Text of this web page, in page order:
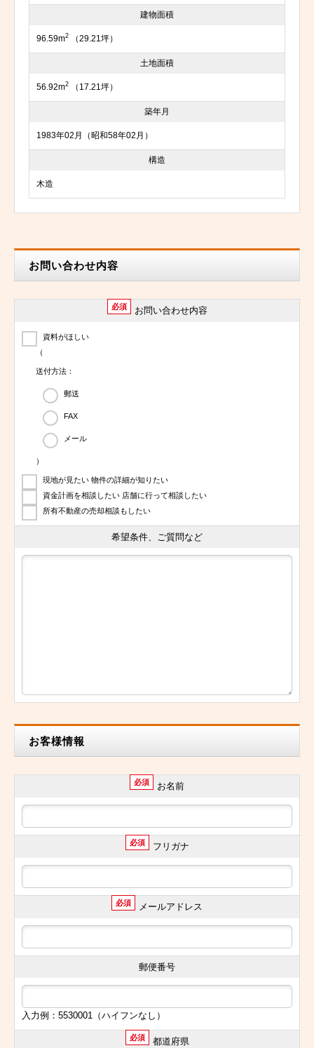
建物面積
96.59m2 （29.21坪）
土地面積
56.92m2 （17.21坪）
築年月
1983年02月（昭和58年02月）
構造
木造
お問い合わせ内容
必須 お問い合わせ内容
資料がほしい
（
送付方法：
郵送
FAX
メール
）
現地が見たい 物件の詳細が知りたい
資金計画を相談したい 店舗に行って相談したい
所有不動産の売却相談もしたい
希望条件、ご質問など
お客様情報
必須 お名前
必須 フリガナ
必須 メールアドレス
郵便番号
入力例：5530001（ハイフンなし）
必須 都道府県